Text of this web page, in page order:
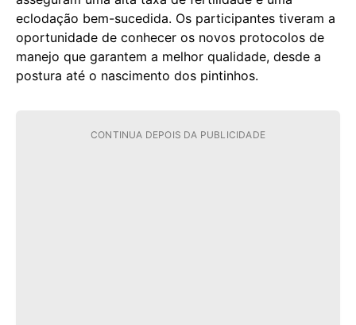
eclodação bem-sucedida. Os participantes tiveram a
oportunidade de conhecer os novos protocolos de
manejo que garantem a melhor qualidade, desde a
postura até o nascimento dos pintinhos.
CONTINUA DEPOIS DA PUBLICIDADE